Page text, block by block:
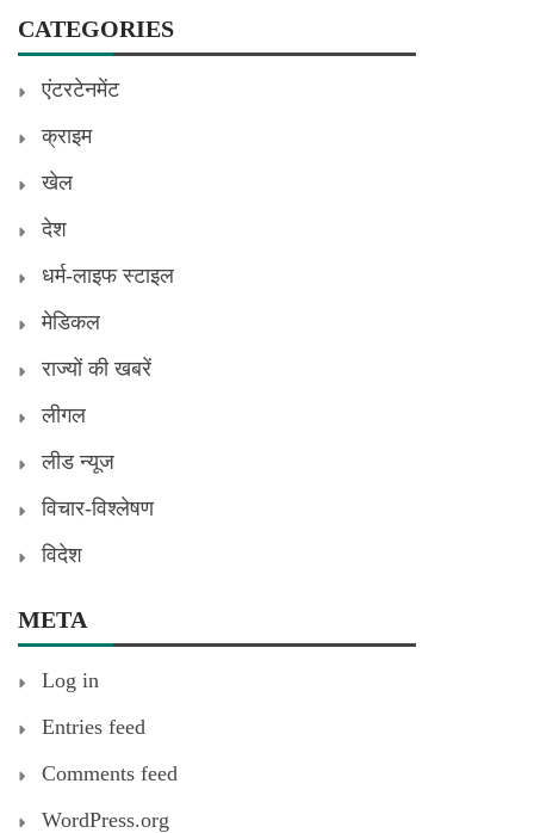
CATEGORIES
एंटरटेनमेंट
क्राइम
खेल
देश
धर्म-लाइफ स्टाइल
मेडिकल
राज्यों की खबरें
लीगल
लीड न्यूज
विचार-विश्लेषण
विदेश
META
Log in
Entries feed
Comments feed
WordPress.org